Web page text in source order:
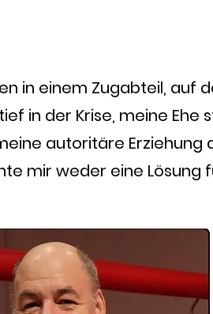
in einem Zugabteil, auf
in der Krise, meine Ehe
autoritäre Erziehung
mir weder eine Lösung